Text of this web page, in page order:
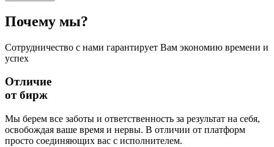
Почему мы?
Сотрудничество с нами гарантирует Вам экономию времени и
успех
Отличие
от бирж
Мы берем все заботы и ответственность за результат на себя,
освобождая ваше время и нервы. В отличии от платформ
просто соединяющих вас с исполнителем.